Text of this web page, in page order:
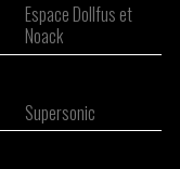
Espace Dollfus et
Noack
Supersonic